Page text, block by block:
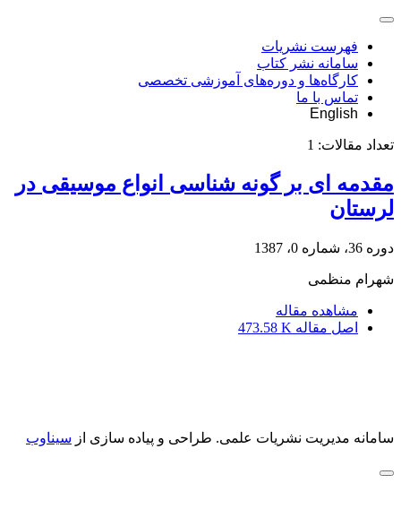
فهرست نشریات
سامانه نشر کتاب
کارگاه‌ها و دوره‌های آموزشی تخصصی
تماس با ما
English
تعداد مقالات: 1
مقدمه ای بر گونه شناسی انواع موسیقی در
لرستان
دوره 36، شماره 0، 1387
شهرام منظمی
مشاهده مقاله
اصل مقاله 473.58 K
سامانه مدیریت نشریات علمی. طراحی و پیاده سازی از سیناوب